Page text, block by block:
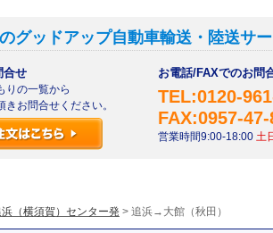
グッドアップ自動車輸送・陸送サ
合せ
りの一覧から
お問合せください。
お電話/FAXでのお問
TEL:0120-
FAX:0957-
営業時間9:00-18:00 土
（横須賀）センター発 > 追浜→大館（秋田）